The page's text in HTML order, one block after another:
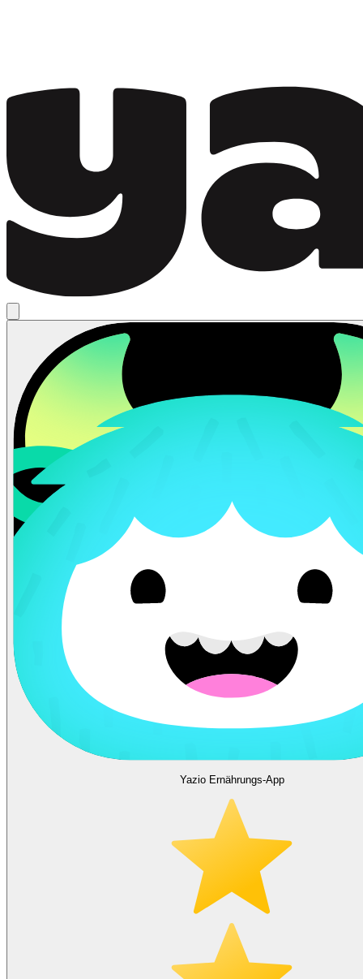
Yazio Ernährungs-App